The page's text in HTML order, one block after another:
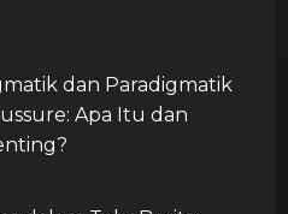
dan Paradigmatik
Apa Itu dan